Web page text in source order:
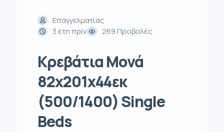
Επαγγελματίας
3 έτη πρίν
269 Προβολές
Κρεβάτια Μονά
82x201x44εκ
(500/1400) Single
Beds